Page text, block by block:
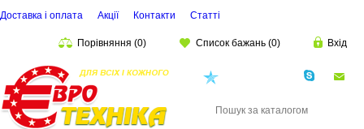
Доставка і оплата Акції Контакти Статті
Порівняння (0) Список бажань (0) Вхід